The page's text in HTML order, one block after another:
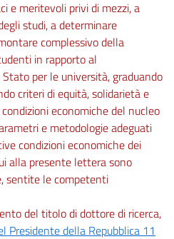
e meritevoli privi di mezzi, a
studi, a determinare
complessivo della
in rapporto al
per le università, graduando
criteri di equità, solidarietà e
economiche del nucleo
e metodologie adeguati
condizioni economiche dei
alla presente lettera sono
sentite le competenti
del titolo di dottore di ricerca,
Presidente della Repubblica 11